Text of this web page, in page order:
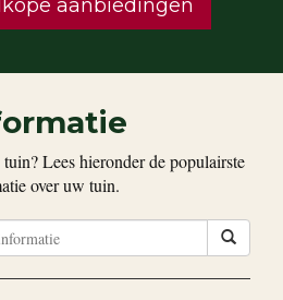
aanbiedingen
Lees hieronder de populairste
over uw tuin.